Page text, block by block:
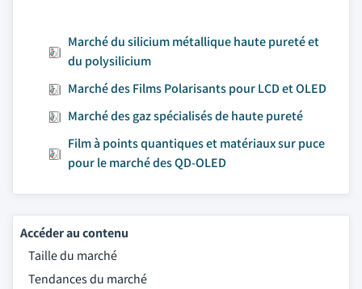
Marché du silicium métallique haute pureté et
du polysilicium
Marché des Films Polarisants pour LCD et OLED
Marché des gaz spécialisés de haute pureté
Film à points quantiques et matériaux sur puce
pour le marché des QD-OLED
Accéder au contenu
Taille du marché
Tendances du marché